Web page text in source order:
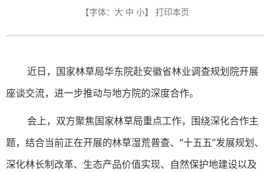
【字体： 大 中 小】 打印本页
近日，国家林草局华东院赴安徽省林业调查规划院开展
座谈交流，进一步推动与地方院的深度合作。
会上，双方聚焦国家林草局重点工作，围绕深化合作主
题，结合当前正在开展的林草湿荒普查、“十五五”发展规划、
深化林长制改革、生态产品价值实现、自然保护地建设以及